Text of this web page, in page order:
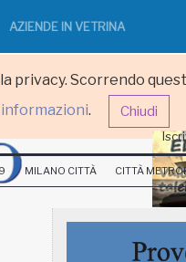
privacy. Scorrendo
. Chiudi
AZIENDE IN VETRINA
MILANO CITTÀ CITTÀ